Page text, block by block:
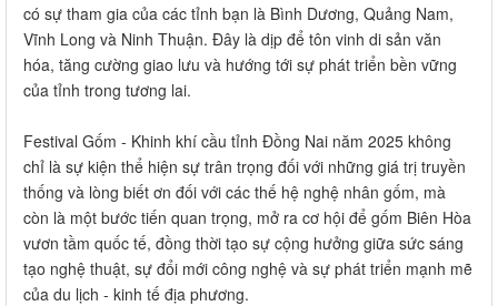
có sự tham gia của các tỉnh bạn là Bình Dương, Quảng Nam,
Vĩnh Long và Ninh Thuận. Đây là dịp để tôn vinh di sản văn
hóa, tăng cường giao lưu và hướng tới sự phát triển bền vững
của tỉnh trong tương lai.
Festival Gốm - Khinh khí cầu tỉnh Đồng Nai năm 2025 không
chỉ là sự kiện thể hiện sự trân trọng đối với những giá trị truyền
thống và lòng biết ơn đối với các thế hệ nghệ nhân gốm, mà
còn là một bước tiến quan trọng, mở ra cơ hội để gốm Biên Hòa
vươn tầm quốc tế, đồng thời tạo sự cộng hưởng giữa sức sáng
tạo nghệ thuật, sự đổi mới công nghệ và sự phát triển mạnh mẽ
của du lịch - kinh tế địa phương.